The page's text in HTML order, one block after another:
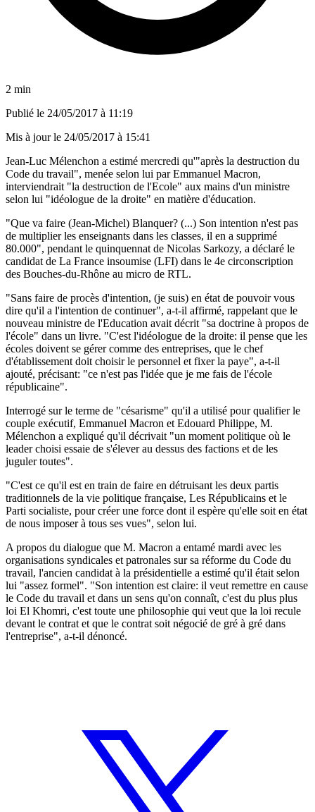
2 min
Publié le 24/05/2017 à 11:19
Mis à jour le 24/05/2017 à 15:41
Jean-Luc Mélenchon a estimé mercredi qu'"après la destruction du
Code du travail", menée selon lui par Emmanuel Macron,
interviendrait "la destruction de l'Ecole" aux mains d'un ministre
selon lui "idéologue de la droite" en matière d'éducation.
"Que va faire (Jean-Michel) Blanquer? (...) Son intention n'est pas
de multiplier les enseignants dans les classes, il en a supprimé
80.000", pendant le quinquennat de Nicolas Sarkozy, a déclaré le
candidat de La France insoumise (LFI) dans le 4e circonscription
des Bouches-du-Rhône au micro de RTL.
"Sans faire de procès d'intention, (je suis) en état de pouvoir vous
dire qu'il a l'intention de continuer", a-t-il affirmé, rappelant que le
nouveau ministre de l'Education avait décrit "sa doctrine à propos de
l'école" dans un livre. "C'est l'idéologue de la droite: il pense que les
écoles doivent se gérer comme des entreprises, que le chef
d'établissement doit choisir le personnel et fixer la paye", a-t-il
ajouté, précisant: "ce n'est pas l'idée que je me fais de l'école
républicaine".
Interrogé sur le terme de "césarisme" qu'il a utilisé pour qualifier le
couple exécutif, Emmanuel Macron et Edouard Philippe, M.
Mélenchon a expliqué qu'il décrivait "un moment politique où le
leader choisi essaie de s'élever au dessus des factions et de les
juguler toutes".
"C'est ce qu'il est en train de faire en détruisant les deux partis
traditionnels de la vie politique française, Les Républicains et le
Parti socialiste, pour créer une force dont il espère qu'elle soit en état
de nous imposer à tous ses vues", selon lui.
A propos du dialogue que M. Macron a entamé mardi avec les
organisations syndicales et patronales sur sa réforme du Code du
travail, l'ancien candidat à la présidentielle a estimé qu'il était selon
lui "assez formel". "Son intention est claire: il veut remettre en cause
le Code du travail et dans un sens qu'on connaît, c'est du plus plus
loi El Khomri, c'est toute une philosophie qui veut que la loi recule
devant le contrat et que le contrat soit négocié de gré à gré dans
l'entreprise", a-t-il dénoncé.